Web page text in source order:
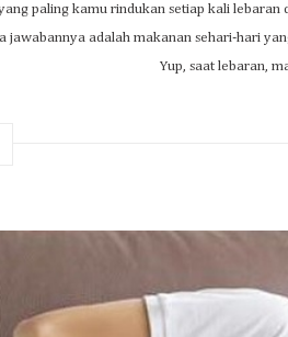
paling kamu rindukan setiap kali
jawabannya adalah makanan sehari-hari
Yup, saat lebaran,